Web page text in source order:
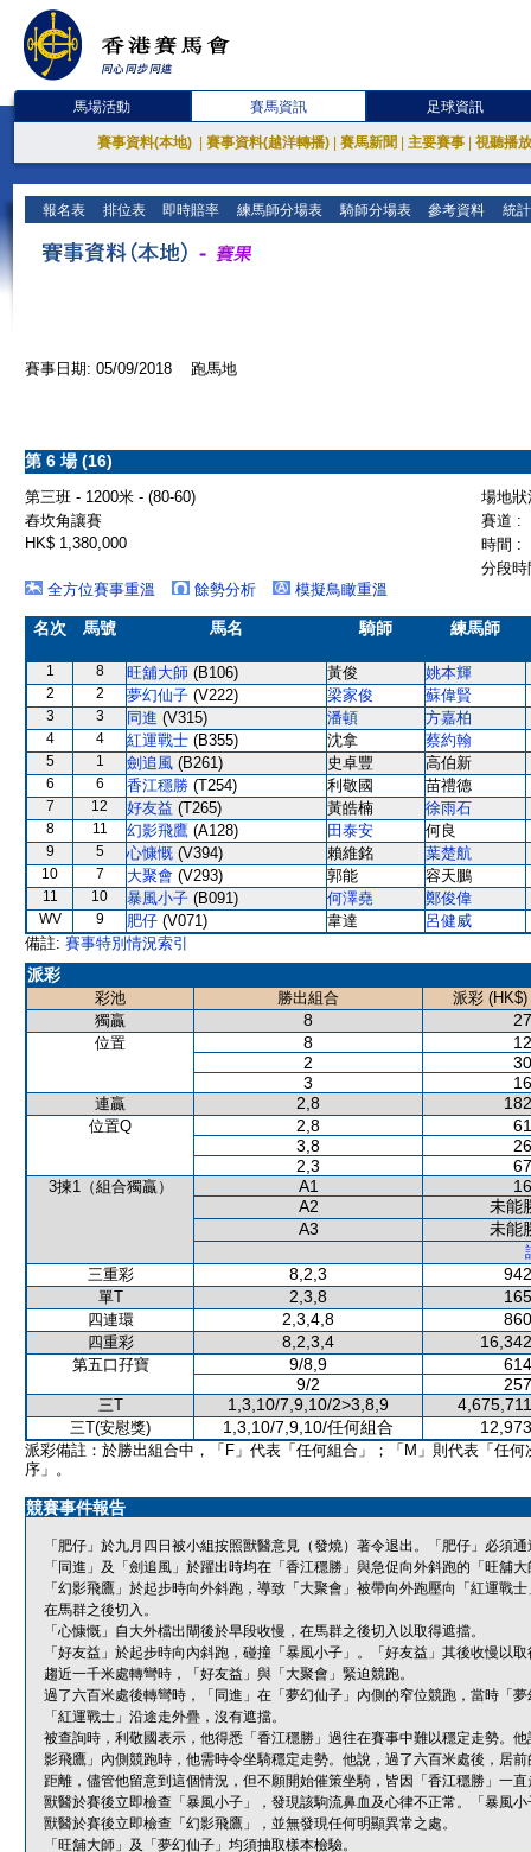
馬場活動 賽馬資訊 足球資訊
賽事資料(本地) 賽事資料(越洋轉播) 賽馬新聞 主要賽事 視聽播
報名表 排位表 即時賠率 練馬師分場表 騎師分場表 參考資料 統
賽事日期: 05/09/2018 跑馬地
第 6 場 (16)
第三班 - 1200米 - (80-60)
場地
舂坎角讓賽
賽道 :
HK$ 1,380,000
時間 :
分段
全方位賽事重溫
餘勢分析 模擬鳥瞰重溫
名次 馬號 馬名 騎師 練馬師
1 8 旺舖大師 (B106) 黃俊 姚本輝
2 2 夢幻仙子 (V222) 梁家俊 蘇偉賢
3 3 同進 (V315) 潘頓 方嘉柏
4 4 紅運戰士 (B355) 沈拿 蔡約翰
5 1 劍追風 (B261) 史卓豐 高伯新
6 6 香江穩勝 (T254) 利敬國 苗禮德
7 12 好友益 (T265) 黃皓楠 徐雨石
8 11 幻影飛鷹 (A128) 田泰安 何良
9 5 心慷慨 (V394) 賴維銘 葉楚航
10 7 大聚會 (V293) 郭能 容天鵬
11 10 暴風小子 (B091) 何澤堯 鄭俊偉
WV 9 肥仔 (V071) 韋達
呂健威
備註: 賽事特別情況索引
派彩
彩池 勝出組合
派彩 (HK$)
獨贏
8
位置 8
2
3
連贏 2,8
位置Q 2,8
3,8
2,3
3揀1（組合獨贏） A1
A2
未能
A3
未能
三重彩
8,2,3
單T 2,3,8
四連環 2,3,4,8
四重彩 8,2,3,4
第五口孖寶 9/8,9
9/2
三T 1,3,10/7,9,10/2>3,8,9
三T(安慰獎) 1,3,10/7,9,10/任何組合
派彩備註：於勝出組合中，「F」代表「任何組合」；「M」則代表「任何
序」。
競賽事件報告
「肥仔」於九月四日被小組按照獸醫意見（發燒）著令退出。「肥仔」必須
「同進」及「劍追風」於躍出時均在「香江穩勝」與急促向外斜跑的「旺舖
「幻影飛鷹」於起步時向外斜跑，導致「大聚會」被帶向外跑壓向「紅運戰
在馬群之後切入。
「心慷慨」自大外檔出閘後於早段收慢，在馬群之後切入以取得遮擋。
「好友益」於起步時向內斜跑，碰撞「暴風小子」。「好友益」其後收慢以
趨近一千米處轉彎時，「好友益」與「大聚會」緊迫競跑。
過了六百米處後轉彎時，「同進」在「夢幻仙子」內側的窄位競跑，當時「
「紅運戰士」沿途走外疊，沒有遮擋。
被查詢時，利敬國表示，他得悉「香江穩勝」過往在賽事中難以穩定走勢。
影飛鷹」內側競跑時，他需時令坐騎穩定走勢。他說，過了六百米處後，居
距離，儘管他留意到這個情況，但不願開始催策坐騎，皆因「香江穩勝」一
獸醫於賽後立即檢查「暴風小子」，發現該駒流鼻血及心律不正常。「暴風
獸醫於賽後立即檢查「幻影飛鷹」，並無發現任何明顯異常之處。
「旺舖大師」及「夢幻仙子」均須抽取樣本檢驗。